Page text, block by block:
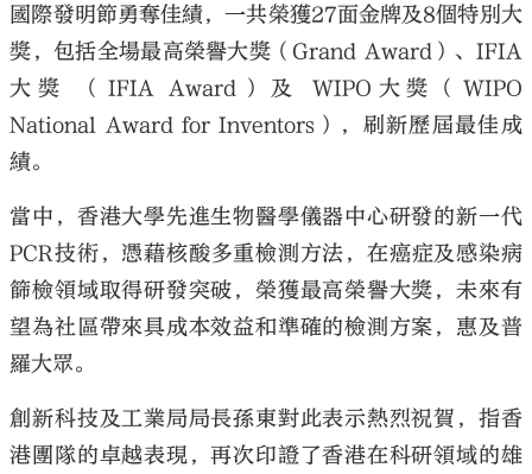
國際發明節勇奪佳績，一共榮獲27面金牌及8個特別大
獎，包括全場最高榮譽大獎（Grand Award）、IFIA
大獎 （IFIA Award）及 WIPO大獎（WIPO
National Award for Inventors），刷新歷屆最佳成
績。
當中，香港大學先進生物醫學儀器中心研發的新一代
PCR技術，憑藉核酸多重檢測方法，在癌症及感染病
篩檢領域取得研發突破，榮獲最高榮譽大獎，未來有
望為社區帶來具成本效益和準確的檢測方案，惠及普
羅大眾。
創新科技及工業局局長孫東對此表示熱烈祝賀，指香
港團隊的卓越表現，再次印證了香港在科研領域的雄